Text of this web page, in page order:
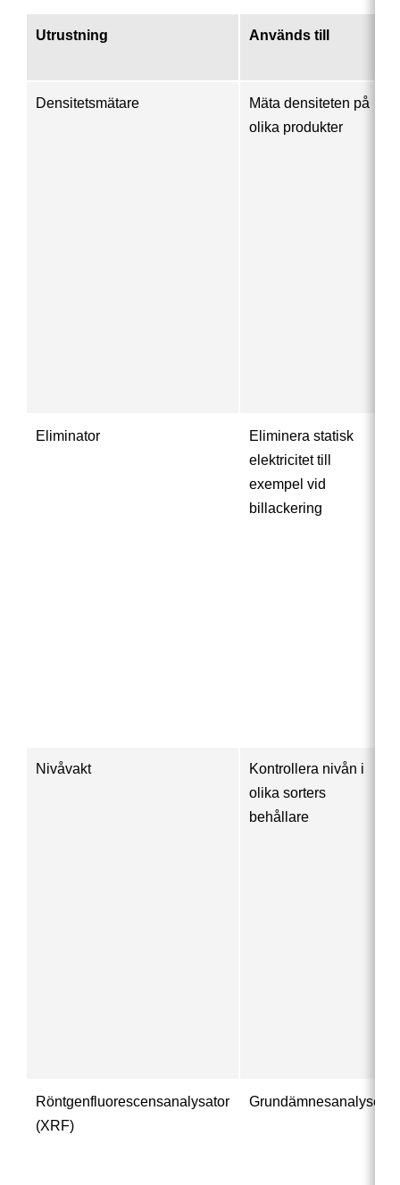
Utrustning Används till
Densitetsmätare
Mäta densiteten på
olika produkter
Eliminator
Eliminera statisk
elektricitet till
exempel vid
billackering
Nivåvakt
Kontrollera nivån i
olika sorters
behållare
Röntgenfluorescensanalysator
(XRF)
Grundämnesanalyser